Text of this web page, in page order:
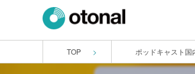
TOP ポッドキャスト国